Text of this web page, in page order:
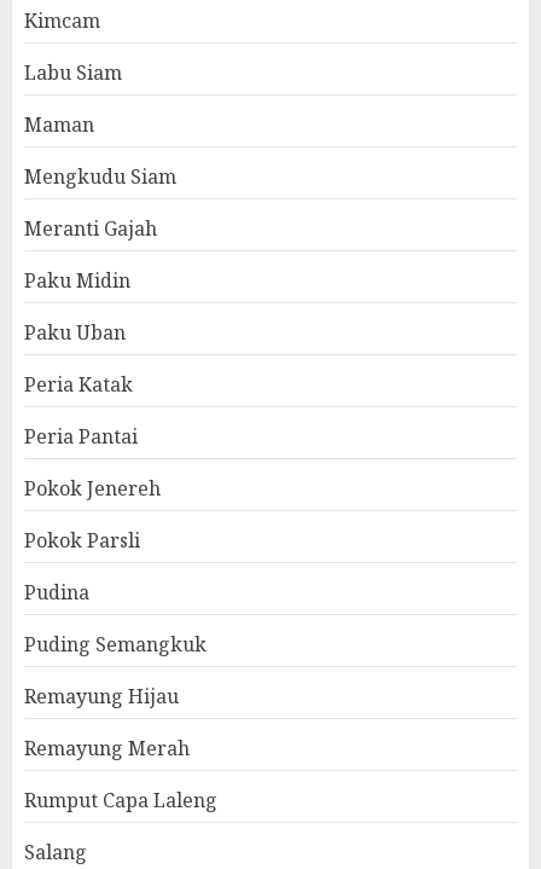
Kimcam
Labu Siam
Maman
Mengkudu Siam
Meranti Gajah
Paku Midin
Paku Uban
Peria Katak
Peria Pantai
Pokok Jenereh
Pokok Parsli
Pudina
Puding Semangkuk
Remayung Hijau
Remayung Merah
Rumput Capa Laleng
Salang